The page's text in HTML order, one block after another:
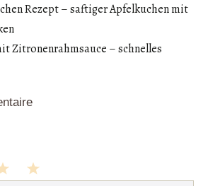
A
p
ch
at
er
Rezept – saftiger Apfelkuchen mit
Zitronenrahmsauce – schnelles